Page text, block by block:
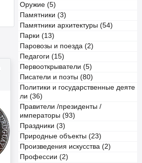
Оружие (5)
Памятники (3)
Памятники архитектуры (54)
Парки (13)
Паровозы и поезда (2)
Педагоги (15)
Первооткрыватели (5)
Писатели и поэты (80)
Политики и государственные деяте
ли (36)
Правители /президенты /
императоры (93)
Праздники (3)
Природные объекты (23)
Произведения искусства (2)
Профессии (2)